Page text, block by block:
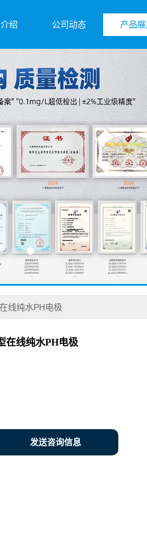
绍 公司动态 产品
线纯水PH电极
在线纯水PH电极
发送咨询信息